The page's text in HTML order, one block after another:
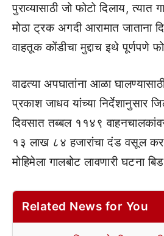
पुराव्यासाठी जो फोटो दिलाय,
मोठा ट्रक अगदी आरामात जाताना
वाहतूक कोंडीचा मुद्दाच इथे पूर्णपणे
वाढत्या अपघातांना आळा
प्रकाश जाधव यांच्या निर्देशानुसार
दिवसात तब्बल ११४९
१३ लाख ८४ हजारांचा दंड वसूल
मोहिमेला गालबोट लावणारी घटना
Related News for You